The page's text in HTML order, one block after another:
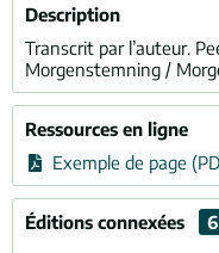
Description
Transcrit par l’auteur.
Morgenstemning /
Ressources en ligne
Exemple de page
Éditions connexées 6